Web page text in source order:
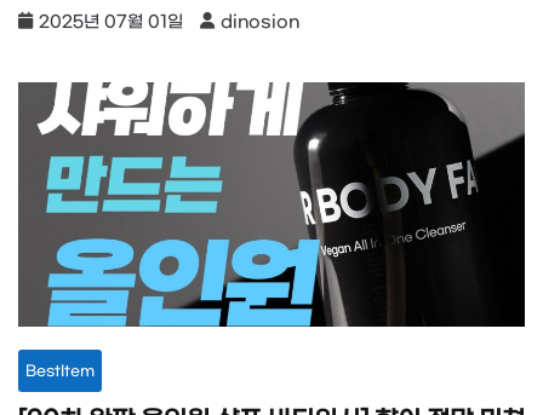
2025년 07월 01일 dinosion
BestItem